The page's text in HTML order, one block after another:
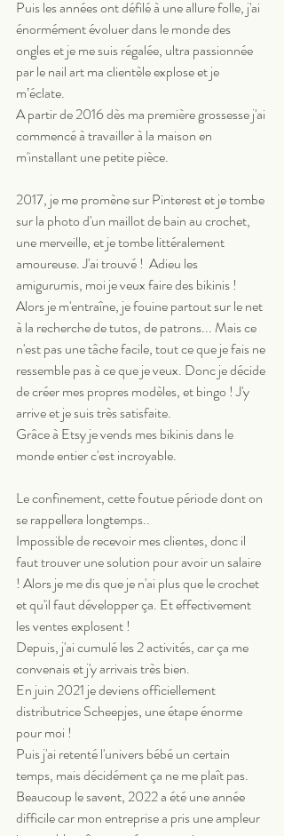
Puis les années ont défilé à une allure folle, j'ai
énormément évoluer dans le monde des
ongles et je me suis régalée, ultra passionnée
par le nail art ma clientèle explose et je
m’éclate.
A partir de 2016 dès ma première grossesse j'ai
commencé à travailler à la maison en
m'installant une petite pièce.
2017, je me promène sur Pinterest et je tombe
sur la photo d'un maillot de bain au crochet,
une merveille, et je tombe littéralement
amoureuse. J'ai trouvé !  Adieu les
amigurumis, moi je veux faire des bikinis !
Alors je m'entraîne, je fouine partout sur le net
à la recherche de tutos, de patrons... Mais ce
n'est pas une tâche facile, tout ce que je fais ne
ressemble pas à ce que je veux. Donc je décide
de créer mes propres modèles, et bingo ! J'y
arrive et je suis très satisfaite.
Grâce à Etsy je vends mes bikinis dans le
monde entier c'est incroyable.
Le confinement, cette foutue période dont on
se rappellera longtemps..
Impossible de recevoir mes clientes, donc il
faut trouver une solution pour avoir un salaire
! Alors je me dis que je n'ai plus que le crochet
et qu'il faut développer ça. Et effectivement
les ventes explosent !
Depuis, j'ai cumulé les 2 activités, car ça me
convenais et j'y arrivais très bien.
En juin 2021 je deviens officiellement
distributrice Scheepjes, une étape énorme
pour moi !
Puis j'ai retenté l'univers bébé un certain
temps, mais décidément ça ne me plaît pas.
Beaucoup le savent, 2022 a été une année
difficile car mon entreprise a pris une ampleur